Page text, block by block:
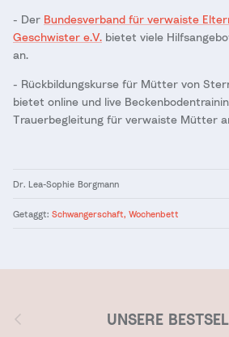
- Der Bundesverband für verwaiste
Geschwister e.V. bietet viele
an.
- Rückbildungskurse für Mütter von
bietet online und live
Trauerbegleitung für verwaiste Mütter
Dr. Lea-Sophie Borgmann
Getaggt: Schwangerschaft Wochenbett
Vorherige UNSERE